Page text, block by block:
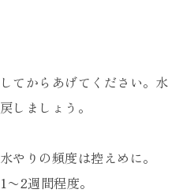
てからあげてください。水
しましょう。
やりの頻度は控えめに。
2週間程度。